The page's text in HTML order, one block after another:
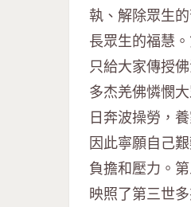
執、解除眾生
長眾生的福慧
只給大家傳授
多杰羌佛憐憫
日奔波操勞，
因此寧願自己
負擔和壓力。
映照了第三世